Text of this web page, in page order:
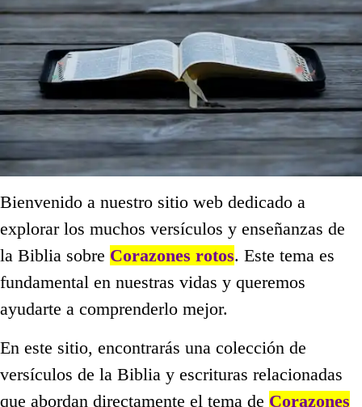
Bienvenido a nuestro sitio web dedicado a
explorar los muchos versículos y enseñanzas de
la Biblia sobre Corazones rotos. Este tema es
fundamental en nuestras vidas y queremos
ayudarte a comprenderlo mejor.
En este sitio, encontrarás una colección de
versículos de la Biblia y escrituras relacionadas
que abordan directamente el tema de Corazones